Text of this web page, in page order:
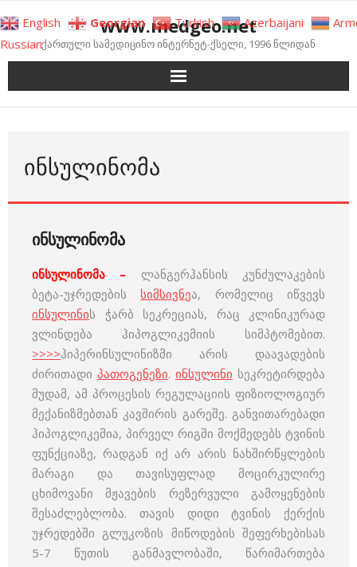
to
content
www.medgeo.net
ქართული სამედიცინო ინტერნეტ-ქსელი, 1996 წლიდან
ᲘᲜᲡᲣᲚᲘᲜᲝᲛᲐ
ინსულინომა
ინსულინომა – ლანგერჰანსის კუნძულაკების
ბეტა-უჯრედების სიმსივნეა, რომელიც იწვევს
ინსულინის ჭარბ სეკრეციას, რაც კლინიკურად
ვლინდება ჰიპოგლიკემიის სიმპტომებით.
>>>>ჰიპერინსულინიზმი არის დაავადების
ძირითადი პათოგენეზი. ინსულინი სეკრეტირდება
მუდამ, ამ პროცესის რეგულაციის ფიზიოლოგიურ
მექანიზმებთან კავშირის გარეშე. განვითარებადი
ჰიპოგლიკემია, პირველ რიგში მოქმედებს ტვინის
ფუნქციაზე, რადგან იქ არ არის ნახშირწყლების
მარაგი და თავისუფლად მოცირკულირე
ცხიმოვანი მჟავების რეზერვული გამოყენების
შესაძლებლობა. თავის დიდი ტვინის ქერქის
უჯრედებში გლუკოზის მიწოდების შეფერხებისას
5-7 წუთის განმავლობაში, წარიმართება
English Georgian Turkish Azerbaijani
Russian